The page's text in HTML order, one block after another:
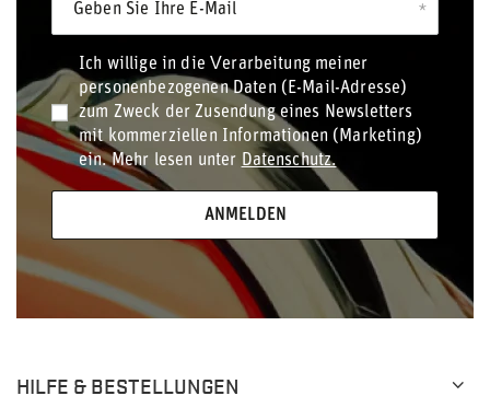
Geben Sie Ihre E-Mail
Ich willige in die Verarbeitung meiner
personenbezogenen Daten (E-Mail-Adresse)
zum Zweck der Zusendung eines Newsletters
mit kommerziellen Informationen (Marketing)
ein. Mehr lesen unter Datenschutz.
ANMELDEN
HILFE & BESTELLUNGEN